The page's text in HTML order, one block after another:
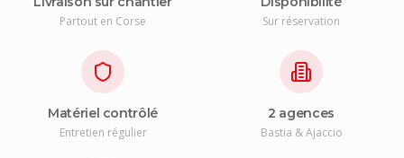
Partout en Corse Sur réservation
Matériel contrôlé
Entretien régulier
2 agences
Bastia & Ajaccio